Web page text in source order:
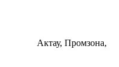
Актау, Промзона,